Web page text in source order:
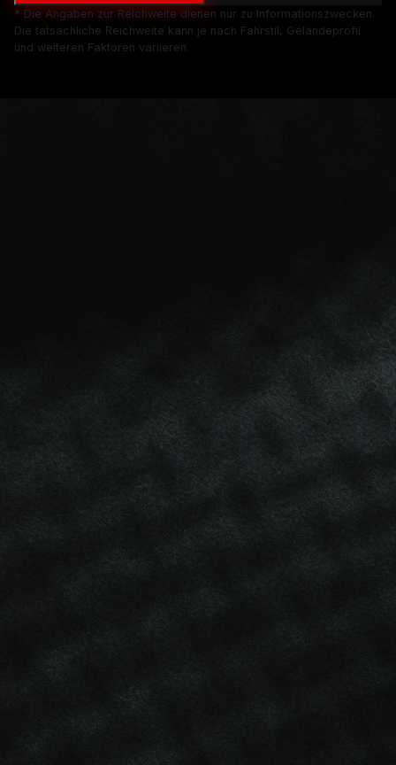
* Die Angaben zur Reichweite dienen nur zu Informationszwecken.
Die tatsächliche Reichweite kann je nach Fahrstil, Geländeprofil
und weiteren Faktoren variieren.